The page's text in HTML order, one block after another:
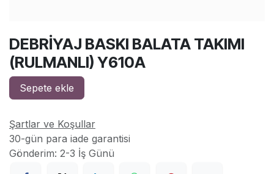
DEBRİYAJ BASKI BALATA TAKIMI
(RULMANLI) Y610A
Sepete ekle
Şartlar ve Koşullar
30-gün para iade garantisi
Gönderim: 2-3 İş Günü